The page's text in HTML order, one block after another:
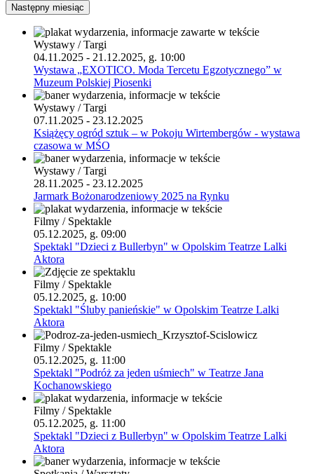
Następny miesiąc
Wystawy / Targi
04.11.2025 - 21.12.2025, g. 10:00
Wystawa „EXOTICO. Moda Tercetu Egzotycznego” w
Muzeum Polskiej Piosenki
Wystawy / Targi
07.11.2025 - 23.12.2025
Książęcy ogród sztuk – w Pokoju Wirtembergów - wystawa
czasowa w MŚO
Wystawy / Targi
28.11.2025 - 23.12.2025
Jarmark Bożonarodzeniowy 2025 na Rynku
Filmy / Spektakle
05.12.2025, g. 09:00
Spektakl "Dzieci z Bullerbyn" w Opolskim Teatrze Lalki
Aktora
Filmy / Spektakle
05.12.2025, g. 10:00
Spektakl "Śluby panieńskie" w Opolskim Teatrze Lalki
Aktora
Filmy / Spektakle
05.12.2025, g. 11:00
Spektakl "Podróż za jeden uśmiech" w Teatrze Jana
Kochanowskiego
Filmy / Spektakle
05.12.2025, g. 11:00
Spektakl "Dzieci z Bullerbyn" w Opolskim Teatrze Lalki
Aktora